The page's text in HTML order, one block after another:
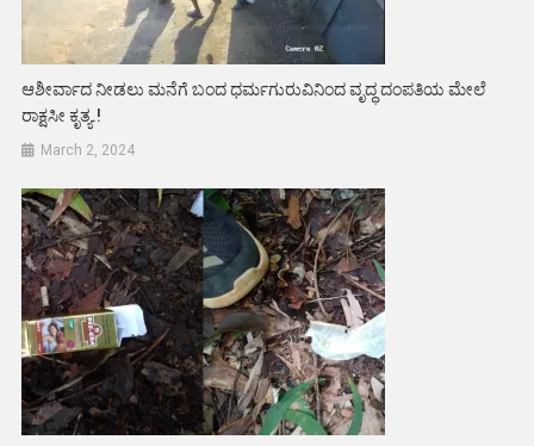
ಆಶೀರ್ವಾದ ನೀಡಲು ಮನೆಗೆ ಬಂದ ಧರ್ಮಗುರುವಿನಿಂದ ವೃದ್ಧ ದಂಪತಿಯ ಮೇಲೆ
ರಾಕ್ಷಸೀ ಕೃತ್ಯ.!
March 2, 2024